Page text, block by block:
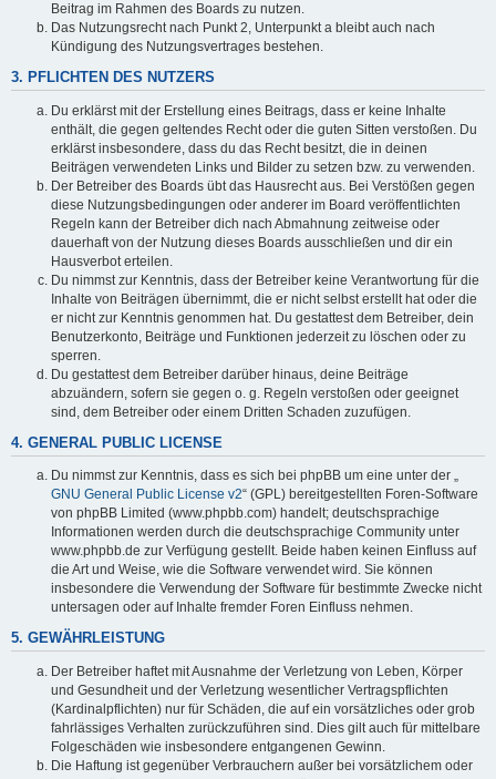
Beitrag im Rahmen des Boards zu nutzen.
Das Nutzungsrecht nach Punkt 2, Unterpunkt a bleibt auch nach
Kündigung des Nutzungsvertrages bestehen.
3. PFLICHTEN DES NUTZERS
Du erklärst mit der Erstellung eines Beitrags, dass er keine Inhalte
enthält, die gegen geltendes Recht oder die guten Sitten verstoßen. Du
erklärst insbesondere, dass du das Recht besitzt, die in deinen
Beiträgen verwendeten Links und Bilder zu setzen bzw. zu verwenden.
Der Betreiber des Boards übt das Hausrecht aus. Bei Verstößen gegen
diese Nutzungsbedingungen oder anderer im Board veröffentlichten
Regeln kann der Betreiber dich nach Abmahnung zeitweise oder
dauerhaft von der Nutzung dieses Boards ausschließen und dir ein
Hausverbot erteilen.
Du nimmst zur Kenntnis, dass der Betreiber keine Verantwortung für die
Inhalte von Beiträgen übernimmt, die er nicht selbst erstellt hat oder die
er nicht zur Kenntnis genommen hat. Du gestattest dem Betreiber, dein
Benutzerkonto, Beiträge und Funktionen jederzeit zu löschen oder zu
sperren.
Du gestattest dem Betreiber darüber hinaus, deine Beiträge
abzuändern, sofern sie gegen o. g. Regeln verstoßen oder geeignet
sind, dem Betreiber oder einem Dritten Schaden zuzufügen.
4. GENERAL PUBLIC LICENSE
Du nimmst zur Kenntnis, dass es sich bei phpBB um eine unter der „
GNU General Public License v2“ (GPL) bereitgestellten Foren-Software
von phpBB Limited (www.phpbb.com) handelt; deutschsprachige
Informationen werden durch die deutschsprachige Community unter
www.phpbb.de zur Verfügung gestellt. Beide haben keinen Einfluss auf
die Art und Weise, wie die Software verwendet wird. Sie können
insbesondere die Verwendung der Software für bestimmte Zwecke nicht
untersagen oder auf Inhalte fremder Foren Einfluss nehmen.
5. GEWÄHRLEISTUNG
Der Betreiber haftet mit Ausnahme der Verletzung von Leben, Körper
und Gesundheit und der Verletzung wesentlicher Vertragspflichten
(Kardinalpflichten) nur für Schäden, die auf ein vorsätzliches oder grob
fahrlässiges Verhalten zurückzuführen sind. Dies gilt auch für mittelbare
Folgeschäden wie insbesondere entgangenen Gewinn.
Die Haftung ist gegenüber Verbrauchern außer bei vorsätzlichem oder